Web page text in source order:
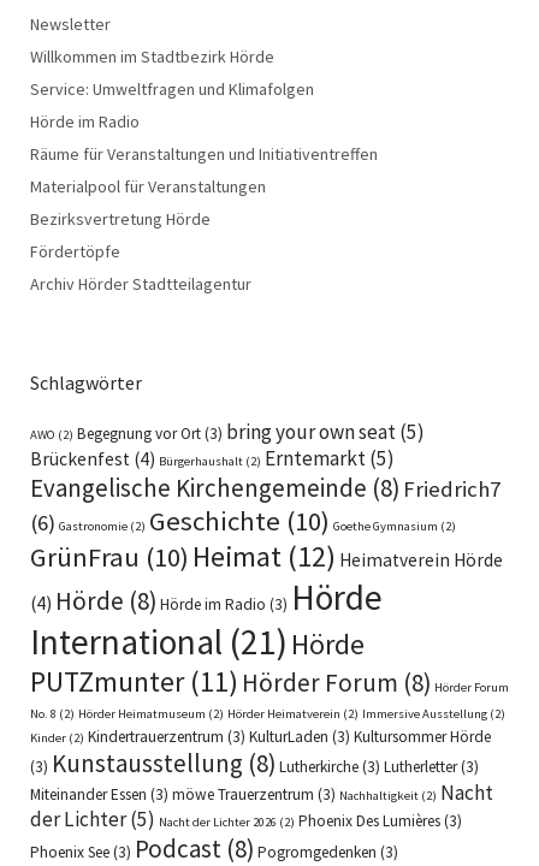
Newsletter
Willkommen im Stadtbezirk Hörde
Service: Umweltfragen und Klimafolgen
Hörde im Radio
Räume für Veranstaltungen und Initiativentreffen
Materialpool für Veranstaltungen
Bezirksvertretung Hörde
Fördertöpfe
Archiv Hörder Stadtteilagentur
Schlagwörter
AWO (2) Begegnung vor Ort(3) bring your own seat(5)
Brückenfest (4) Bürgerhaushalt (2) Erntemarkt(5)
Evangelische Kirchengemeinde (8) Friedrich7
(6) Gastronomie (2) Geschichte (10) Goethe Gymnasium (2)
GrünFrau (10) Heimat (12) Heimatverein Hörde
(4) Hörde (8) Hörde im Radio (3) Hörde
International (21) Hörde
PUTZmunter(11) Hörder Forum (8) Hörder Forum
No. 8 (2) Hörder Heimatmuseum (2) Hörder Heimatverein (2) Immersive Ausstellung (2)
Kinder (2) Kindertrauerzentrum (3) KulturLaden (3) Kultursommer Hörde
(3) Kunstausstellung (8) Lutherkirche(3) Lutherletter(3)
Miteinander Essen (3) möwe Trauerzentrum (3) Nachhaltigkeit (2) Nacht
der Lichter(5) Nacht der Lichter 2026 (2) Phoenix Des Lumières(3)
Phoenix See(3) Podcast (8) Pogromgedenken (3)